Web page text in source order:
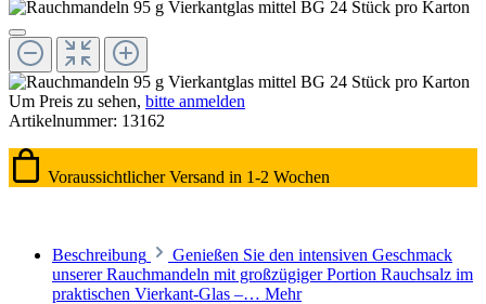
Um Preis zu sehen, bitte anmelden
Artikelnummer: 13162
Voraussichtlicher Versand in 1-2 Wochen
Beschreibung
Genießen Sie den intensiven Geschmack
unserer Rauchmandeln mit großzügiger Portion Rauchsalz im
praktischen Vierkant-Glas –… Mehr